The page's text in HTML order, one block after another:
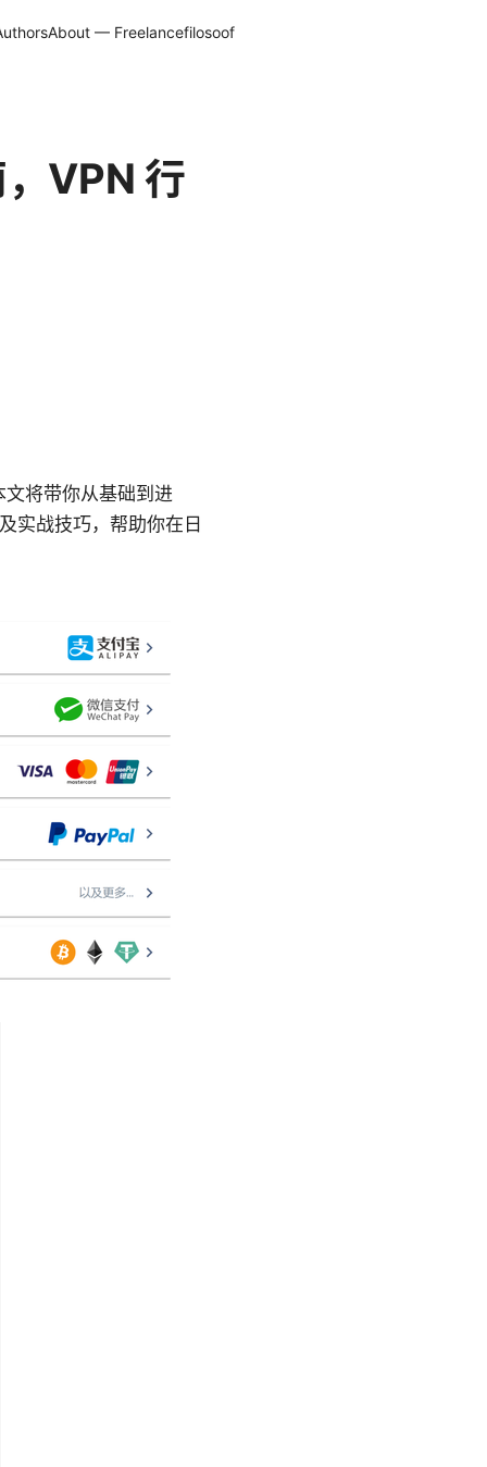
About — Freelancefilosoof
VPN 行
将带你从基础到进
实战技巧，帮助你在日